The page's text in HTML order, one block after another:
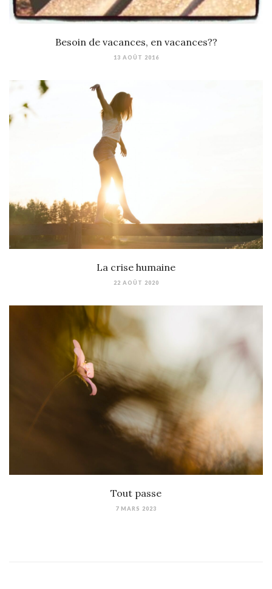
Besoin de vacances, en vacances??
13 AOÛT 2016
La crise humaine
22 AOÛT 2020
Tout passe
7 MARS 2023